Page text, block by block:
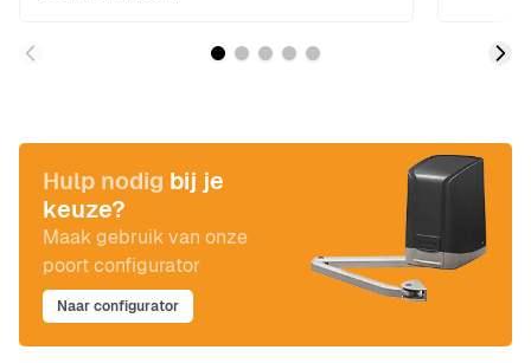
Hulp nodig bij je
keuze?
Maak gebruik van onze
poort configurator
Naar configurator